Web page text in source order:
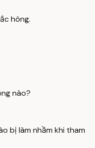
hông.
nào?
bị làm nhầm khi tham